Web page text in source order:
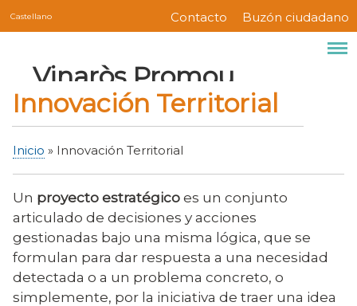
Pasar
al
principal
Castellano
Menú
superior
Contacto Buzón ciudadano
Vinaròs Promou
Innovación Territorial
de
ayuda
a
la
navegación
Inicio Innovación Territorial
Un proyecto estratégicoes un conjunto
articulado de decisiones y acciones
gestionadas bajo una misma lógica, que se
formulan para dar respuesta a una necesidad
detectada o a un problema concreto, o
simplemente, por la iniciativa de traer una idea